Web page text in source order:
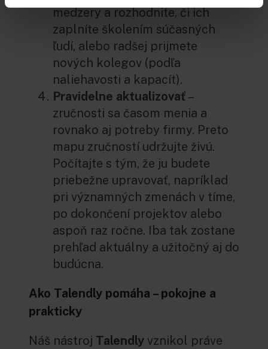
medzery a rozhodnite, či ich
zaplníte školením súčasných
ľudí, alebo radšej prijmete
nových kolegov (podľa
naliehavosti a kapacít).
Pravidelne aktualizovať –
zručnosti sa časom menia a
rovnako aj potreby firmy. Preto
mapu zručností udržujte živú.
Počítajte s tým, že ju budete
priebežne upravovať, napríklad
pri významných zmenách v tíme,
po dokončení projektov alebo
aspoň raz ročne. Iba tak zostane
prehľad aktuálny a užitočný aj do
budúcna.
Ako Talendly pomáha – pokojne a
prakticky
Náš nástroj Talendly vznikol práve